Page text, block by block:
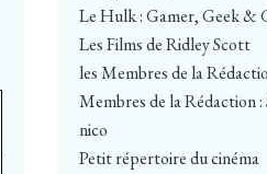
Le Hulk : Gamer, Geek &
Les Films de Ridley Scott
les Membres de la
Membres de la Rédaction :
nico
Petit répertoire du cinéma